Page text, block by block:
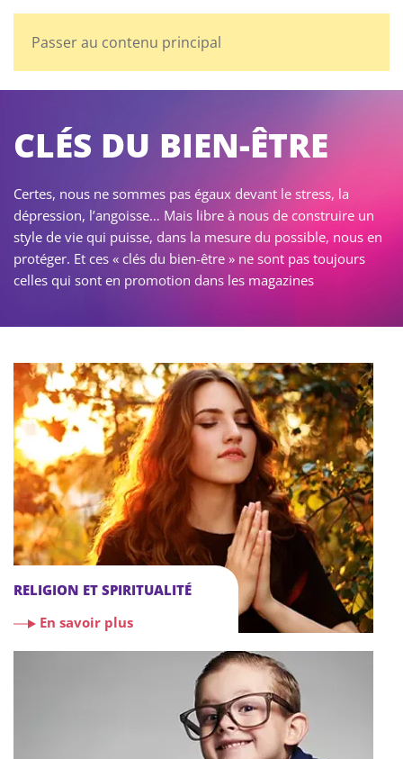
Passer au contenu principal
CLÉS DU BIEN-ÊTRE
Certes, nous ne sommes pas égaux devant le stress, la
dépression, l’angoisse… Mais libre à nous de construire un
style de vie qui puisse, dans la mesure du possible, nous en
protéger. Et ces « clés du bien-être » ne sont pas toujours
celles qui sont en promotion dans les magazines
RELIGION ET SPIRITUALITÉ
En savoir plus